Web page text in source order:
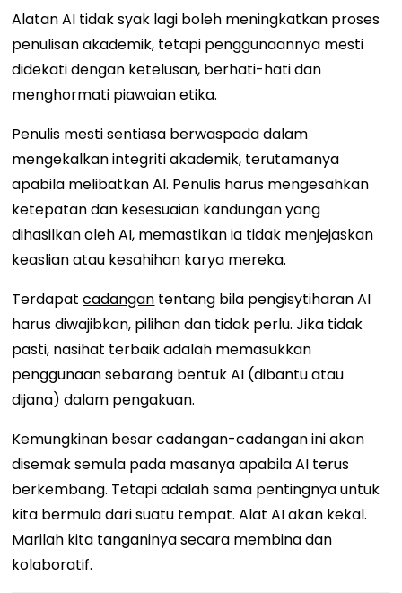
Alatan AI tidak syak lagi boleh meningkatkan proses
penulisan akademik, tetapi penggunaannya mesti
didekati dengan ketelusan, berhati-hati dan
menghormati piawaian etika.
Penulis mesti sentiasa berwaspada dalam
mengekalkan integriti akademik, terutamanya
apabila melibatkan AI. Penulis harus mengesahkan
ketepatan dan kesesuaian kandungan yang
dihasilkan oleh AI, memastikan ia tidak menjejaskan
keaslian atau kesahihan karya mereka.
Terdapatcadangan tentang bila pengisytiharan AI
harus diwajibkan, pilihan dan tidak perlu. Jika tidak
pasti, nasihat terbaik adalah memasukkan
penggunaan sebarang bentuk AI (dibantu atau
dijana) dalam pengakuan.
Kemungkinan besar cadangan-cadangan ini akan
disemak semula pada masanya apabila AI terus
berkembang. Tetapi adalah sama pentingnya untuk
kita bermula dari suatu tempat. Alat AI akan kekal.
Marilah kita tanganinya secara membina dan
kolaboratif.